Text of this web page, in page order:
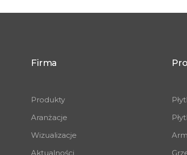
Firma
Produkty
Aranżacje
Wizualizacje
Aktualności